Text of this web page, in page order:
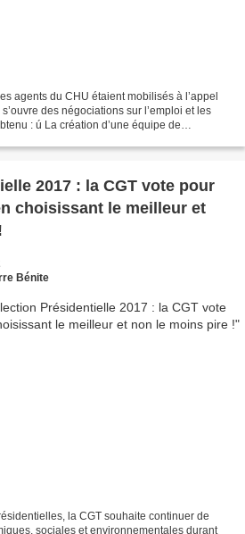
agents du CHU étaient mobilisés à l’appel
des négociations sur l’emploi et les
: ú La création d’une équipe de
2017 : la CGT vote pour
choisissant le meilleur et
Bénite
la CGT souhaite continuer de
sociales et environnementales durant